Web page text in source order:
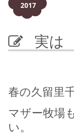
2017
実は
春の久留里
マザー牧場
い。